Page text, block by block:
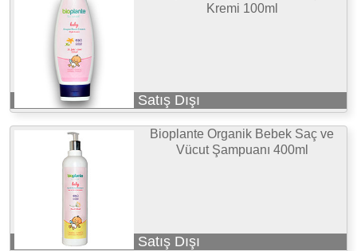
Kremi 100ml
Satış Dışı
Bioplante Organik Bebek Saç ve
Vücut Şampuanı 400ml
Satış Dışı